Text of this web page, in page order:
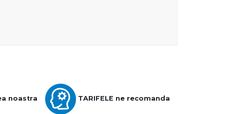
noastra TARIFELE ne recomanda